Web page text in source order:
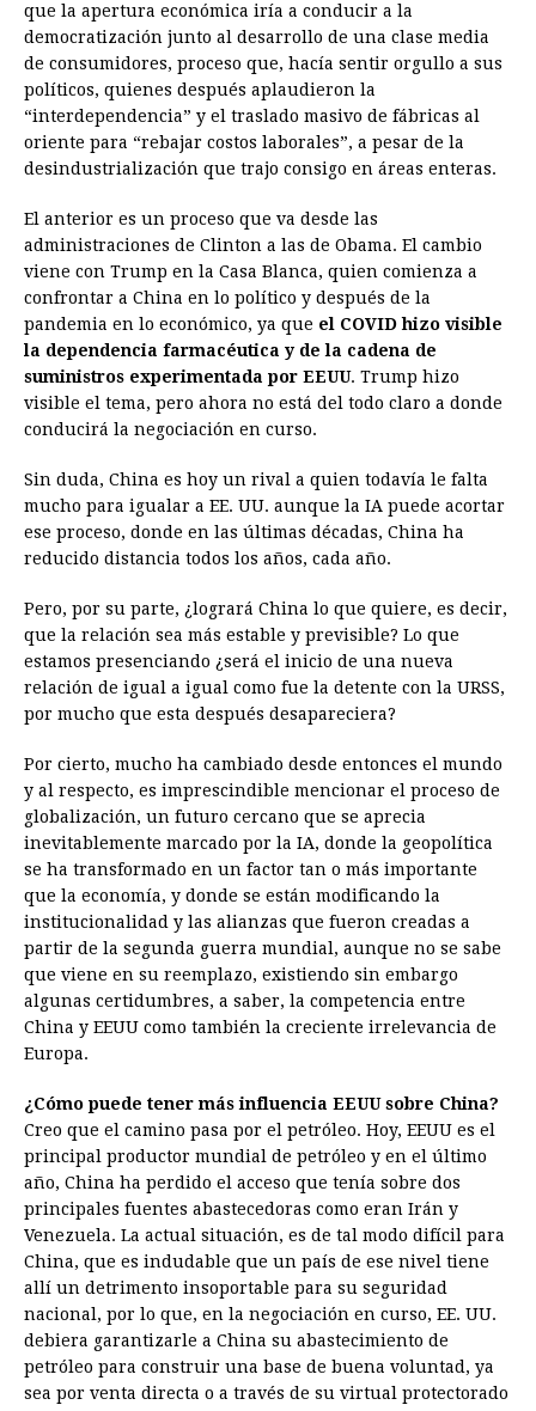
que la apertura económica iría a conducir a la
democratización junto al desarrollo de una clase media
de consumidores, proceso que, hacía sentir orgullo a sus
políticos, quienes después aplaudieron la
“interdependencia” y el traslado masivo de fábricas al
oriente para “rebajar costos laborales”, a pesar de la
desindustrialización que trajo consigo en áreas enteras.
El anterior es un proceso que va desde las
administraciones de Clinton a las de Obama. El cambio
viene con Trump en la Casa Blanca, quien comienza a
confrontar a China en lo político y después de la
pandemia en lo económico, ya que el COVID hizo visible
la dependencia farmacéutica y de la cadena de
suministros experimentada por EEUU. Trump hizo
visible el tema, pero ahora no está del todo claro a donde
conducirá la negociación en curso.
Sin duda, China es hoy un rival a quien todavía le falta
mucho para igualar a EE. UU. aunque la IA puede acortar
ese proceso, donde en las últimas décadas, China ha
reducido distancia todos los años, cada año.
Pero, por su parte, ¿logrará China lo que quiere, es decir,
que la relación sea más estable y previsible? Lo que
estamos presenciando ¿será el inicio de una nueva
relación de igual a igual como fue la detente con la URSS,
por mucho que esta después desapareciera?
Por cierto, mucho ha cambiado desde entonces el mundo
y al respecto, es imprescindible mencionar el proceso de
globalización, un futuro cercano que se aprecia
inevitablemente marcado por la IA, donde la geopolítica
se ha transformado en un factor tan o más importante
que la economía, y donde se están modificando la
institucionalidad y las alianzas que fueron creadas a
partir de la segunda guerra mundial, aunque no se sabe
que viene en su reemplazo, existiendo sin embargo
algunas certidumbres, a saber, la competencia entre
China y EEUU como también la creciente irrelevancia de
Europa.
¿Cómo puede tener más influencia EEUU sobre China?
Creo que el camino pasa por el petróleo. Hoy, EEUU es el
principal productor mundial de petróleo y en el último
año, China ha perdido el acceso que tenía sobre dos
principales fuentes abastecedoras como eran Irán y
Venezuela. La actual situación, es de tal modo difícil para
China, que es indudable que un país de ese nivel tiene
allí un detrimento insoportable para su seguridad
nacional, por lo que, en la negociación en curso, EE. UU.
debiera garantizarle a China su abastecimiento de
petróleo para construir una base de buena voluntad, ya
sea por venta directa o a través de su virtual protectorado